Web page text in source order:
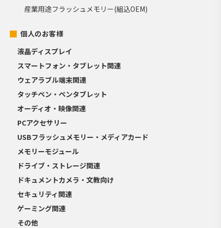
産業用途フラッシュメモリー(組込OEM)
個人のお客様
液晶ディスプレイ
スマートフォン・タブレット関連
ウェアラブル端末関連
タッチペン・ペンタブレット
オーディオ・映像関連
PCアクセサリー
USBフラッシュメモリー・メディアカード
メモリーモジュール
ドライブ・ストレージ関連
ドキュメントカメラ・文教向け
セキュリティ関連
ゲーミング関連
その他